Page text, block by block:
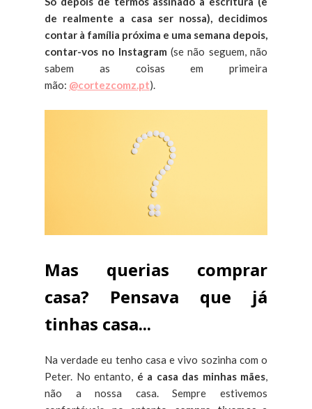
de realmente a casa ser nossa), decidimos
contar à família próxima e uma semana depois,
contar-vos no Instagram (se não seguem, não
sabem as coisas em primeira
mão: @cortezcomz.pt).
Mas querias comprar
casa? Pensava que já
tinhas casa...
Na verdade eu tenho casa e vivo sozinha com o
Peter. No entanto, é a casa das minhas mães,
não a nossa casa. Sempre estivemos